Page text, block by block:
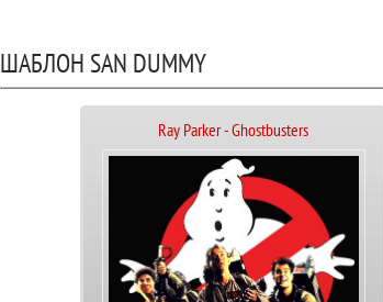
ШАБЛОН SAN DUMMY
Ray Parker - Ghostbusters